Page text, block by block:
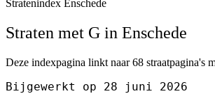
Stratenindex Enschede
Straten met G in Enschede
Deze indexpagina linkt naar 68 straatpagina's
Bijgewerkt op 28 juni 2026